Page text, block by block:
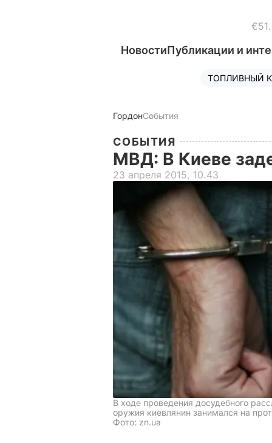
НовостиПубликации и
ТОПЛИВНЫЙ
ГордонСобытия
СОБЫТИЯ
МВД: В Киеве
23 апреля 2015, 10.43
В ходе проведения досудебного
оружия киевлянин занимался на
Фото: zn.ua